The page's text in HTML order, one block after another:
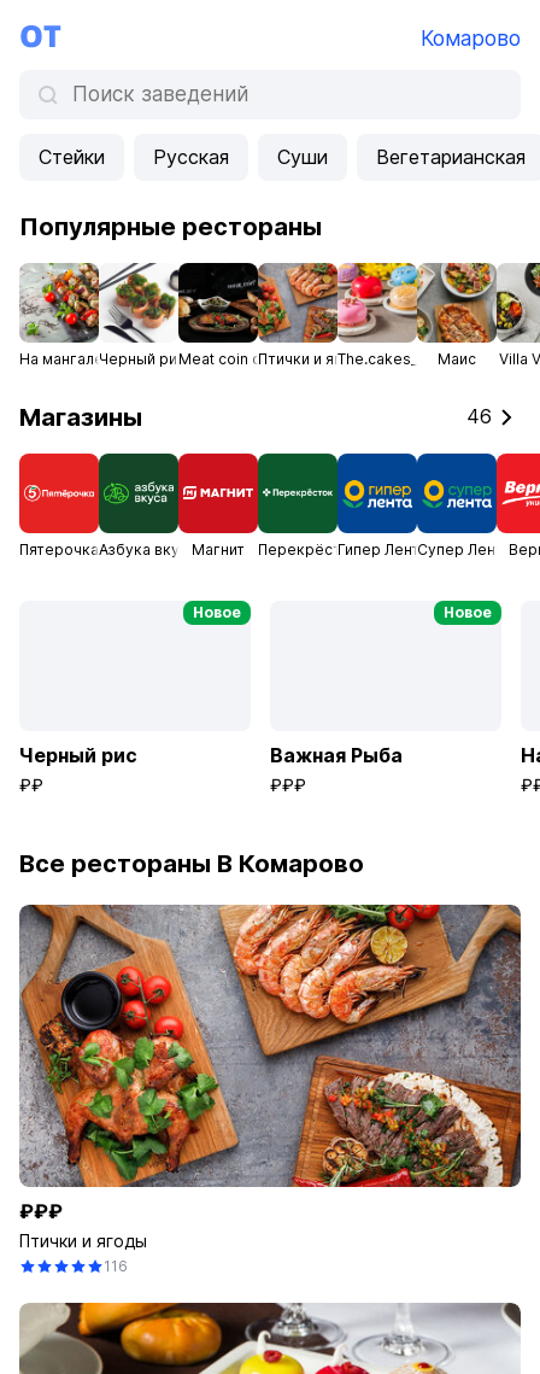
Комарово
Стейки Русская Суши Вегетарианская
Популярные рестораны
На мангалеЧерный рисMeat coin country club
Птички и ягодыThe.cakes_spbМаис Villa
Магазины 46
ПятерочкаАзбука вкусаМагнит ПерекрёстокГипер ЛентаСупер Лента
Новое
Черный рис
₽₽
Новое
Важная Рыба
₽₽₽
Все рестораны В Комарово
₽₽₽
Птички и ягоды
116